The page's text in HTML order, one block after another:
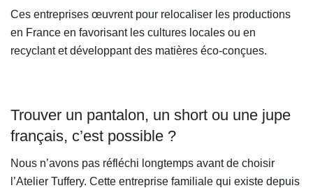
Ces entreprises œuvrent pour relocaliser les productions
en France en favorisant les cultures locales ou en
recyclant et développant des matières éco-conçues.
Trouver un pantalon, un short ou une jupe
français, c’est possible ?
Nous n’avons pas réfléchi longtemps avant de choisir
l’Atelier Tuffery. Cette entreprise familiale qui existe depuis